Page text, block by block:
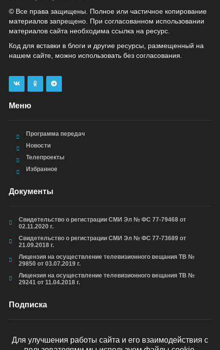
© Все права защищены. Полное или частичное копирование
материалов запрещено. При согласованном использовании
материалов сайта необходима ссылка на ресурс.
Код для вставки в блоги и другие ресурсы, размещенный на
нашем сайте, можно использовать без согласования.
Меню
Программа передач
Новости
Телепроекты
Избранное
Документы
Свидетельство о регистрации СМИ Эл № ФС 77-79468 от
02.11.2020 г.
Свидетельство о регистрации СМИ Эл № ФС 77-73689 от
21.09.2018 г.
Лицензия на осуществление телевизионного вещания ТВ №
29850 от 03.07.2019 г.
Лицензия на осуществление телевизионного вещания ТВ №
29241 от 11.04.2018 г.
Подписка
Для улучшения работы сайта и его взаимодействия с